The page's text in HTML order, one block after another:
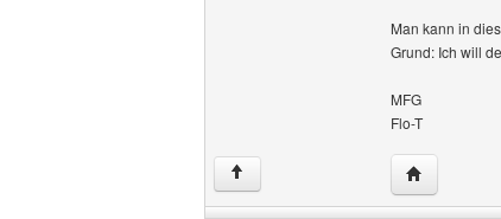
Man kann in
Grund: Ich will
MFG
Flo-T
↑ Website